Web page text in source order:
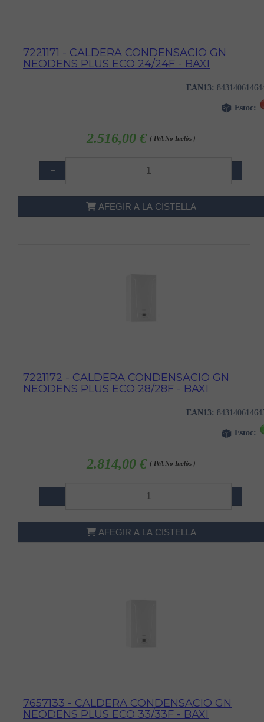
7221171 - CALDERA CONDENSACIO GN
NEODENS PLUS ECO 24/24F - BAXI
EAN13:
Estoc:
2.516,00 € ( IVA No Inclòs )
−
AFEGIR A LA CISTELLA
7221172 - CALDERA CONDENSACIO GN
NEODENS PLUS ECO 28/28F - BAXI
EAN13:
Estoc:
2.814,00 € ( IVA No Inclòs )
−
AFEGIR A LA CISTELLA
7657133 - CALDERA CONDENSACIO GN
NEODENS PLUS ECO 33/33F - BAXI